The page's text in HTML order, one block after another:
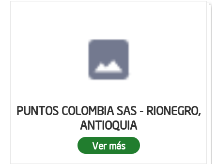
PUNTOS COLOMBIA SAS - RIONEGRO,
ANTIOQUIA
Ver más